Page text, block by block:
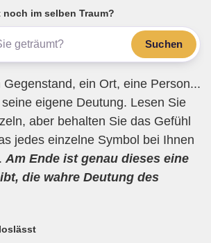
a
m
A
p
p
im selben Traum?
Suchen
ein Ort, eine Person...
eigene Deutung. Lesen Sie
aber behalten Sie das Gefühl
jedes einzelne Symbol bei Ihnen
Am Ende ist genau dieses eine
die wahre Deutung des